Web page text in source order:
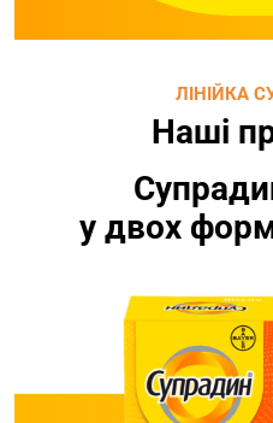
ЛІНІЙКА
Наші
у двох